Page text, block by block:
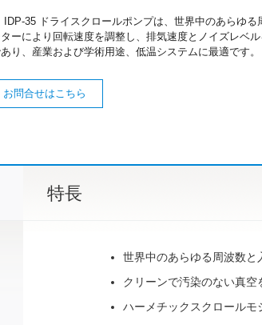
35 ドライスクロールポンプは、世界中のあらゆ
ーにより回転速度を調整し、排気速度とノイズレベ
り、産業および学術用途、低温システムに最適です。
お問合せはこちら
特長
世界中のあらゆる周波数
クリーンで汚染のない真
ハーメチックスクロールモ